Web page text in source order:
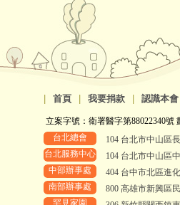
首頁 我要捐款 認識本會
立案字號：衛署醫字第88022340
台北總會
104 台北市中山區
台北服務中心
104 台北市中山區
中部辦事處
404 台中市北區進
南部辦事處
800 高雄市新興區
罕見家園